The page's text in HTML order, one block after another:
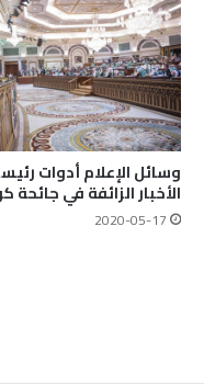
وسائل الإعلام أدوات
الأخبار الزائفة في جائحة
2020-05-17